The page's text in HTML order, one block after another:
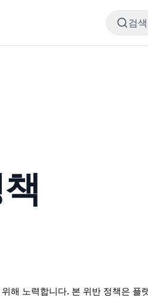
검색
노력합니다. 본 위반 정책은 플